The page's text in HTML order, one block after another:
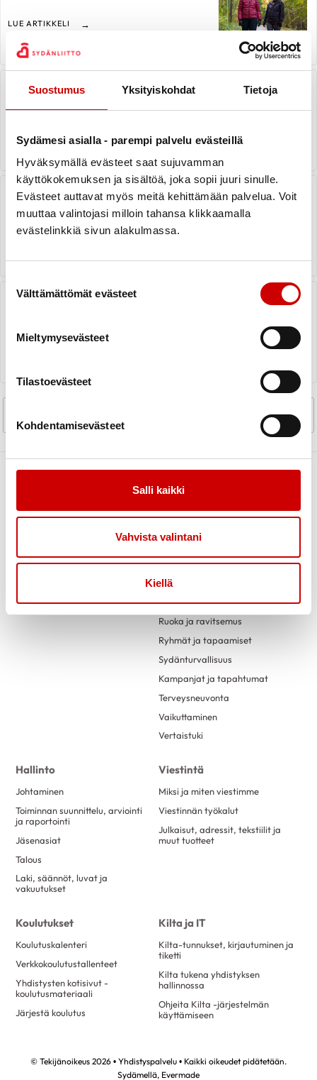
Suostumus Yksityiskohdat Tietoja
Sydämesi asialla - parempi palvelu evästeillä
Hyväksymällä evästeet saat sujuvamman
käyttökokemuksen ja sisältöä, joka sopii juuri sinulle.
Evästeet auttavat myös meitä kehittämään palvelua. Voit
muuttaa valintojasi milloin tahansa klikkaamalla
evästelinkkiä sivun alakulmassa.
Välttämättömät evästeet
Mieltymysevästeet
Tilastoevästeet
Kohdentamisevästeet
Salli kaikki
Vahvista valintani
Kiellä
LUE ARTIKKELI
Uusia videoita jäsenhankintaan ja
muuhun viestintään
Kannatusjäsenten käsittely ja
laskutus sydänyhdistyksessä
LUE ARTIKKELI
Kevään jäsenhankinnan tueksi
LUE ARTIKKELI
>
Toiminta
Ideakortit
Liikunta
Mielen hyvinvointi
Ruoka ja ravitsemus
Ryhmät ja tapaamiset
Sydänturvallisuus
Kampanjat ja tapahtumat
Terveysneuvonta
Vaikuttaminen
Vertaistuki
Hallinto
Johtaminen
Toiminnan suunnittelu, arviointi
ja raportointi
Jäsenasiat
Talous
Laki, säännöt, luvat ja
vakuutukset
Viestintä
Miksi ja miten viestimme
Viestinnän työkalut
Julkaisut, adressit, tekstiilit ja
muut tuotteet
Koulutukset
Koulutuskalenteri
Verkkokoulutustallenteet
Yhdistysten kotisivut -
koulutusmateriaali
Järjestä koulutus
Kilta ja IT
Kilta-tunnukset, kirjautuminen ja
tiketti
Kilta tukena yhdistyksen
hallinnossa
Ohjeita Kilta -järjestelmän
käyttämiseen
© Tekijänoikeus 2026 • Yhdistyspalvelu • Kaikki oikeudet pidätetään.
Sydämellä, Evermade